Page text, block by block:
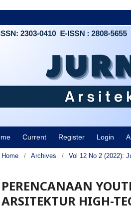
Current Register Login
Home / Archives / Vol 12 No 2 (2022):
PERENCANAAN
ARSITEKTUR HIGH-